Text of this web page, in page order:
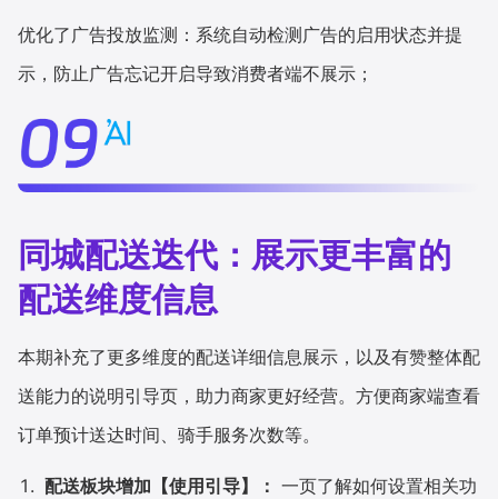
优化了广告投放监测：系统自动检测广告的启用状态并提
示，防止广告忘记开启导致消费者端不展示；
同城配送迭代：展示更丰富的
配送维度信息
本期补充了更多维度的配送详细信息展示，以及有赞整体配
送能力的说明引导页，助力商家更好经营。方便商家端查看
订单预计送达时间、骑手服务次数等。
配送板块增加【使用引导】： 一页了解如何设置相关功